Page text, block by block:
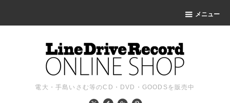
メニュー
電大・手島いさむ等のCD・DVD・GOODSを販売中